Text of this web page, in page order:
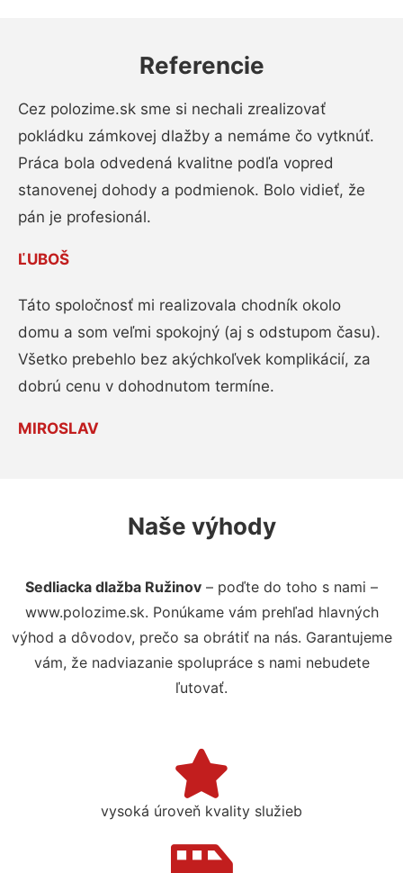
Referencie
Cez polozime.sk sme si nechali zrealizovať
pokládku zámkovej dlažby a nemáme čo vytknúť.
Práca bola odvedená kvalitne podľa vopred
stanovenej dohody a podmienok. Bolo vidieť, že
pán je profesionál.
ĽUBOŠ
Táto spoločnosť mi realizovala chodník okolo
domu a som veľmi spokojný (aj s odstupom času).
Všetko prebehlo bez akýchkoľvek komplikácií, za
dobrú cenu v dohodnutom termíne.
MIROSLAV
Naše výhody
Sedliacka dlažba Ružinov – poďte do toho s nami –
www.polozime.sk. Ponúkame vám prehľad hlavných
výhod a dôvodov, prečo sa obrátiť na nás. Garantujeme
vám, že nadviazanie spolupráce s nami nebudete
ľutovať.
vysoká úroveň kvality služieb